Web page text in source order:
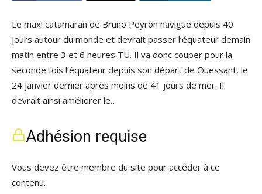
Le maxi catamaran de Bruno Peyron navigue depuis 40
jours autour du monde et devrait passer l’équateur demain
matin entre 3 et 6 heures TU. Il va donc couper pour la
seconde fois l’équateur depuis son départ de Ouessant, le
24 janvier dernier après moins de 41 jours de mer. Il
devrait ainsi améliorer le…
Adhésion requise
Vous devez être membre du site pour accéder à ce
contenu.